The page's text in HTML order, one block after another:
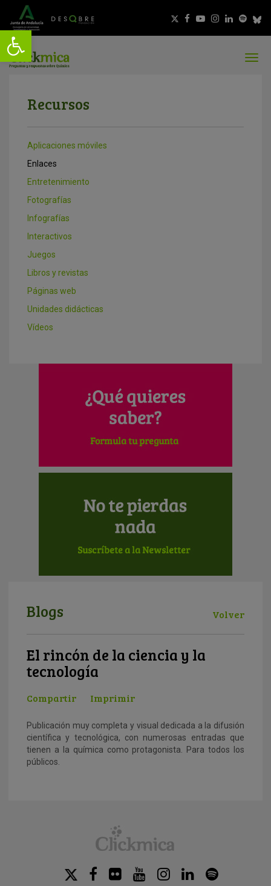
Recursos
Aplicaciones móviles
Enlaces
Entretenimiento
Fotografías
Infografías
Interactivos
Juegos
Libros y revistas
Páginas web
Unidades didácticas
Vídeos
Blogs Volver
El rincón de la ciencia y la
tecnología
Compartir Imprimir
Publicación muy completa y visual dedicada a la difusión
científica y tecnológica, con numerosas entradas que
tienen a la química como protagonista. Para todos los
públicos.